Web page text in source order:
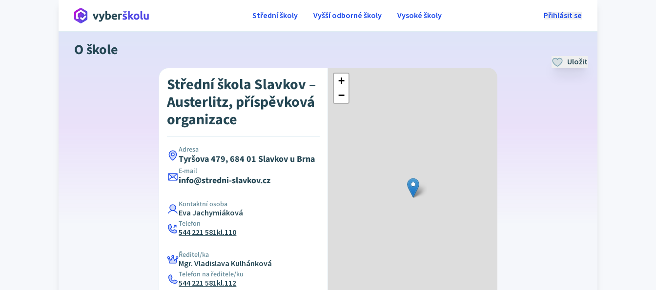
Přihlásit se
Střední školy Vyšší odborné školy Vysoké školy
O škole
Uložit
Střední škola Slavkov –
Austerlitz, příspěvková
organizace
Adresa
Tyršova 479, 684 01 Slavkov u Brna
E-mail
info@stredni-slavkov.cz
Kontaktní osoba
Eva Jachymiáková
Telefon
544 221 581kl.110
Ředitel/ka
Mgr. Vladislava Kulhánková
Telefon na ředitele/ku
544 221 581kl.112
+
−